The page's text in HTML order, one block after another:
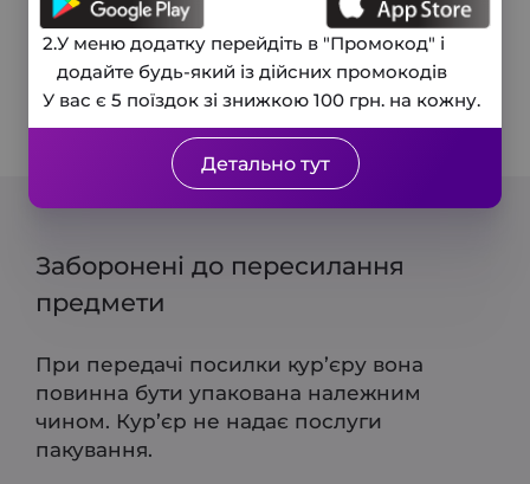
Інше
Довеземо будь-який вантаж до 20 кг
Заборонені до пересилання
предмети
При передачі посилки кур’єру вона
повинна бути упакована належним
чином. Кур’єр не надає послуги
пакування.
Ваше ім’я
Замовити дзвінок
Дякуємо, Ваш запит прийнято, і ми
незабаром зв'яжемося з вами для
підтвердження деталей.
Закрити
2.У меню додатку перейдіть в "Промокод" і
додайте будь-який із дійсних промокодів
У вас є 5 поїздок зі знижкою 100 грн. на кожну.
Детально тут